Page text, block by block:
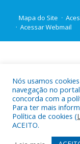
Mapa do Site
Acessar Webmail
Nós usamos
navegação no
concorda com a
Para ter mais
Política de cookies (
ACEITO.